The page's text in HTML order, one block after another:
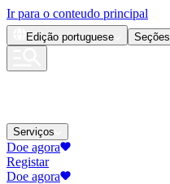
Ir para o conteudo principal
Edição portuguese Seções
Serviços
Doe agora
Registar
Doe agora